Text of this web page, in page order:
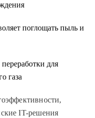
поглощать пыль и
для
газа
IT-решения